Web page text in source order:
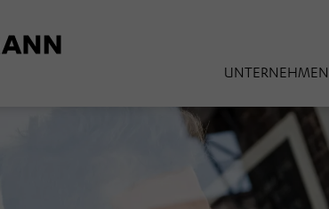
UNTERNEHMEN